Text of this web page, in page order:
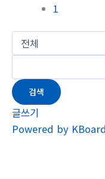
1
검색
글쓰기
Powered by KBoard